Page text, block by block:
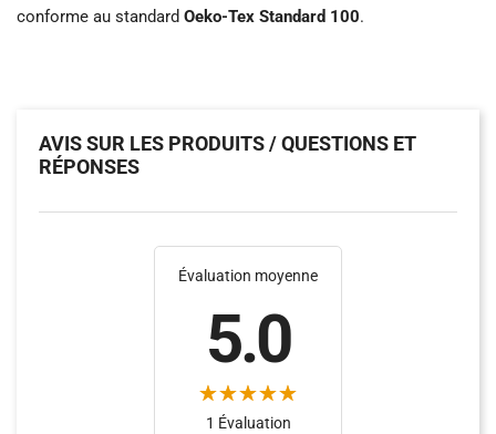
conforme au standard Oeko-Tex Standard 100.
AVIS SUR LES PRODUITS / QUESTIONS ET
RÉPONSES
Évaluation moyenne
5.0
1 Évaluation